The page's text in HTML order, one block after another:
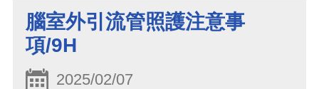
腦室外引流管照護注意事
項/9H
2025/02/07